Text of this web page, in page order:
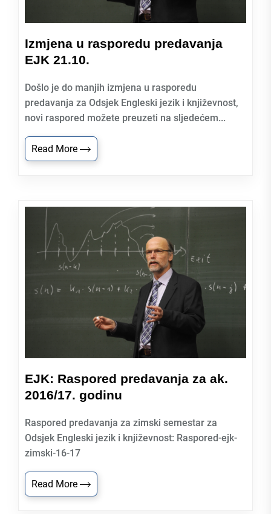
Izmjena u rasporedu predavanja
EJK 21.10.
Došlo je do manjih izmjena u rasporedu
predavanja za Odsjek Engleski jezik i književnost,
novi raspored možete preuzeti na sljedećem...
Read More
EJK: Raspored predavanja za ak.
2016/17. godinu
Raspored predavanja za zimski semestar za
Odsjek Engleski jezik i književnost: Raspored-ejk-
zimski-16-17
Read More